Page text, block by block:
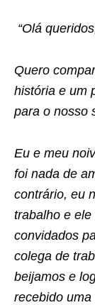
“Olá
Quero
história e um
para o nosso
Eu e meu
foi nada de
contrário, eu
trabalho e
convidados
colega de
beijamos e
recebido